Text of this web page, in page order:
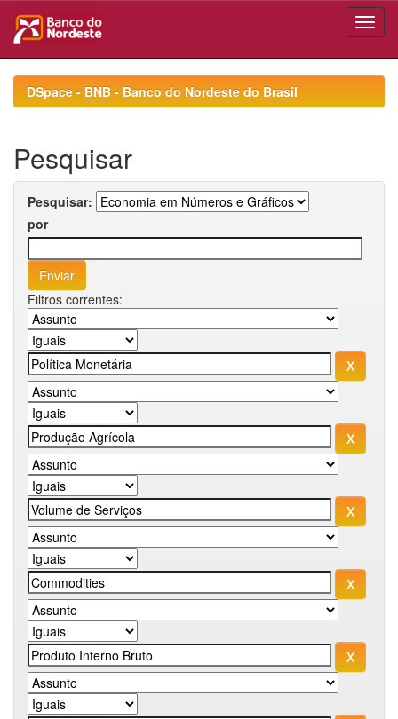
navigationDSpace - BNB - Banco do Nordeste do Brasil
Pesquisar
Pesquisar:
por
Filtros correntes: